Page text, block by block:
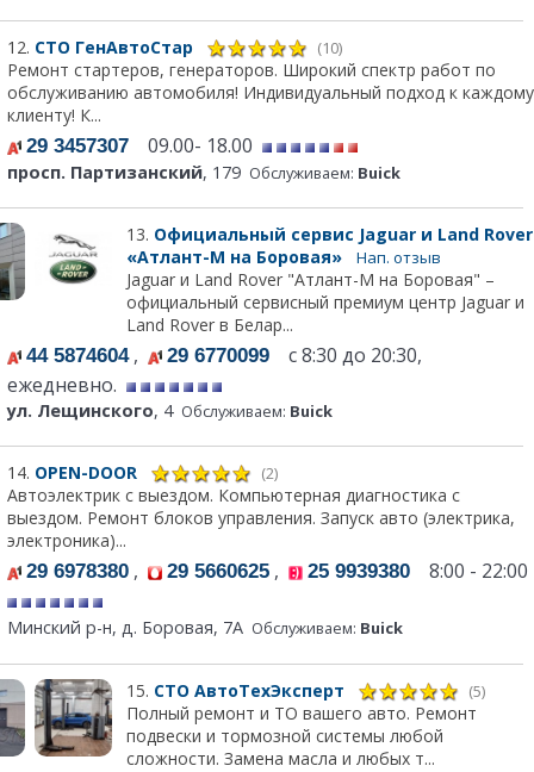
12. СТО ГенАвтоСтар (10)
Ремонт стартеров, генераторов. Широкий спектр работ по
обслуживанию автомобиля! Индивидуальный подход к каждому
клиенту! К...
29 3457307 09.00- 18.00
просп. Партизанский, 179 Обслуживаем: Buick
13. Официальный сервис Jaguar и Land Rover
«Атлант-М на Боровая»
Нап. отзыв
Jaguar и Land Rover "Атлант-М на Боровая" –
официальный сервисный премиум центр Jaguar и
Land Rover в Белар...
44 5874604, 29 6770099 с 8:30 до 20:30,
ежедневно.
ул. Лещинского, 4 Обслуживаем: Buick
14. OPEN-DOOR (2)
Автоэлектрик с выездом. Компьютерная диагностика с
выездом. Ремонт блоков управления. Запуск авто (электрика,
электроника)...
29 6978380 , 29 5660625 , 25 9939380 8:00 - 22:00
Минский р-н, д. Боровая, 7А Обслуживаем: Buick
15. СТО АвтоТехЭксперт (5)
Полный ремонт и ТО вашего авто. Ремонт
подвески и тормозной системы любой
сложности. Замена масла и любых т...